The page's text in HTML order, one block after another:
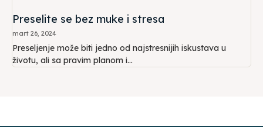
Preselite se bez muke i stresa
mart 26, 2024
Preseljenje može biti jedno od najstresnijih iskustava u
životu, ali sa pravim planom i...